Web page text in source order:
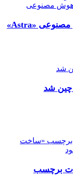
OpenAI از خانواده جدید مدل‌های هوش مصنوعی «Astra»
شد
برچسب